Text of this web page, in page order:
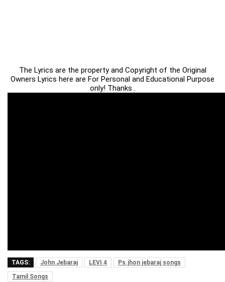
The Lyrics are the property and Copyright of the Original
Owners Lyrics here are For Personal and Educational Purpose
only! Thanks .
TAGS: John Jebaraj LEVI 4
Ps.jhon jebaraj songs
Tamil Songs